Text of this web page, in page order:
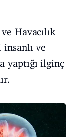
Havacılık
ve
yaptığı ilginç